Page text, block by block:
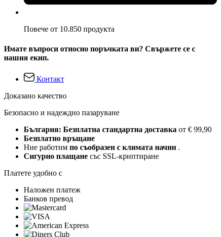
Повече от 10.850 продукта
Имате въпроси относно поръчката ви? Свържете се с
нашия екип.
Контакт
Доказано качество
Безопасно и надеждно пазаруване
България: Безплатна стандартна доставка от € 99,90
Безплатно връщане
Ние работим по съобразен с климата начин .
Сигурно плащане със SSL-криптиране
Платете удобно с
Наложен платеж
Банков превод